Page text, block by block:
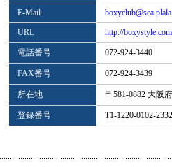
E-Mail
URL
http://
電話番号 072-924-3440
FAX番号 072-924-3439
所在地 〒581-0882 大阪
登録番号 T1-1220-0102-2332